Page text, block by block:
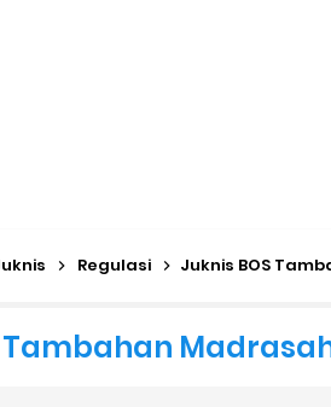
GTK Baru untuk Operator dan PTK
Regulasi Juknis BOS
Tambahan